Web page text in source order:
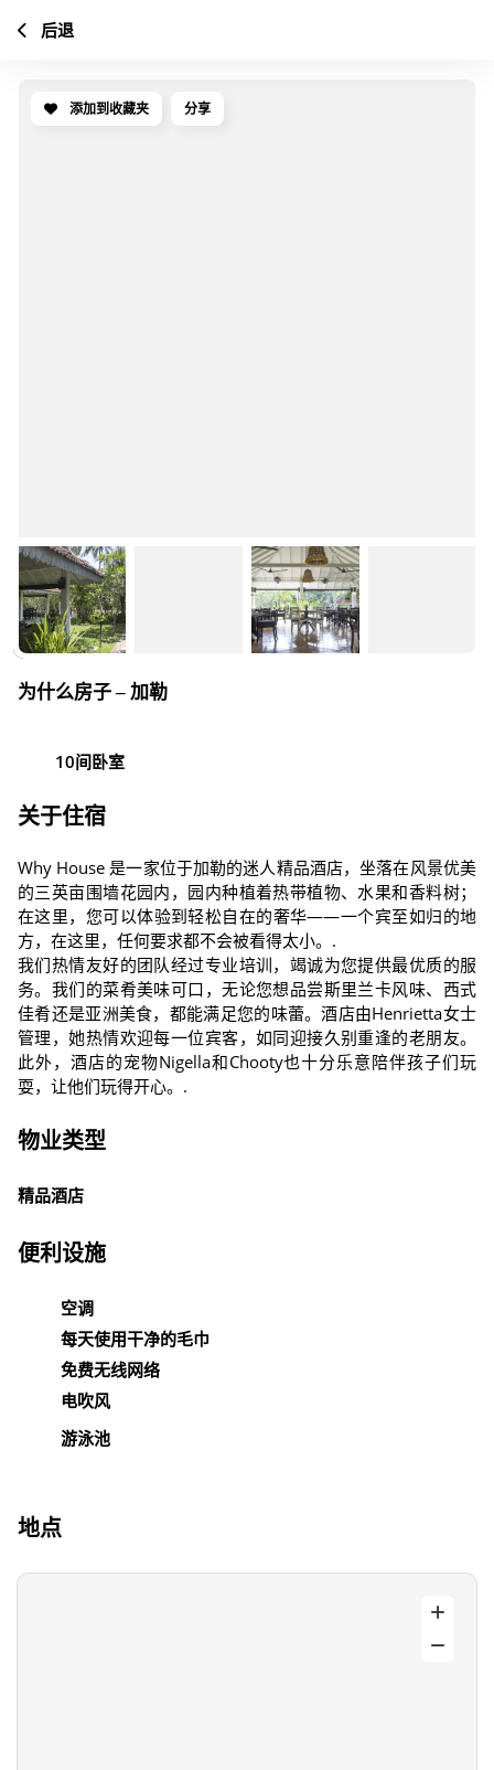
添加到收藏夹 分享
为什么房子 – 加勒
10间卧室
关于住宿
Why House 是一家位于加勒的迷人精品酒店，坐落在风景优美
的三英亩围墙花园内，园内种植着热带植物、水果和香料树；
在这里，您可以体验到轻松自在的奢华——一个宾至如归的地
方，在这里，任何要求都不会被看得太小。.
我们热情友好的团队经过专业培训，竭诚为您提供最优质的服
务。我们的菜肴美味可口，无论您想品尝斯里兰卡风味、西式
佳肴还是亚洲美食，都能满足您的味蕾。酒店由Henrietta女士
管理，她热情欢迎每一位宾客，如同迎接久别重逢的老朋友。
此外，酒店的宠物Nigella和Chooty也十分乐意陪伴孩子们玩
耍，让他们玩得开心。.
物业类型
精品酒店
便利设施
空调
每天使用干净的毛巾
免费无线网络
电吹风
游泳池
地点
后退